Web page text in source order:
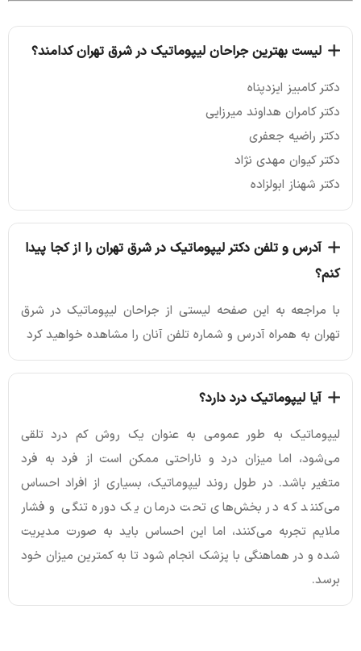
لیست بهترین جراحان لیپوماتیک در شرق تهران کدامند؟
دکتر کامبیز ایزدپناه
دکتر کامران هداوند میرزایی
دکتر راضیه جعفری
دکتر کیوان مهدی نژاد
دکتر شهناز ابولزاده
آدرس و تلفن دکتر لیپوماتیک در شرق تهران را از کجا پیدا
کنم؟
با مراجعه به این صفحه لیستی از جراحان لیپوماتیک در شرق
تهران به همراه آدرس و شماره تلفن آنان را مشاهده خواهید کرد
آیا لیپوماتیک درد دارد؟
لیپوماتیک به طور عمومی به عنوان یک روش کم درد تلقی
می‌شود، اما میزان درد و ناراحتی ممکن است از فرد به فرد
متغیر باشد. در طول روند لیپوماتیک، بسیاری از افراد احساس
می‌کنند که در بخش‌های تحت درمان یک دوره تنگی و فشار
ملایم تجربه می‌کنند، اما این احساس باید به صورت مدیریت
شده و در هماهنگی با پزشک انجام شود تا به کمترین میزان خود
برسد.